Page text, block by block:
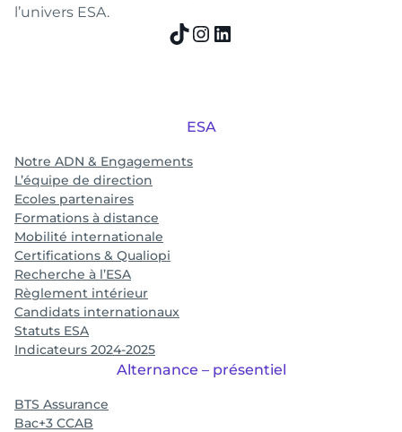
l’univers ESA.
TikTok
Instagram
LinkedIn
ESA
Notre ADN & Engagements
L’équipe de direction
Ecoles partenaires
Formations à distance
Mobilité internationale
Certifications & Qualiopi
Recherche à l’ESA
Règlement intérieur
Candidats internationaux
Statuts ESA
Indicateurs 2024-2025
Alternance – présentiel
BTS Assurance
Bac+3 CCAB